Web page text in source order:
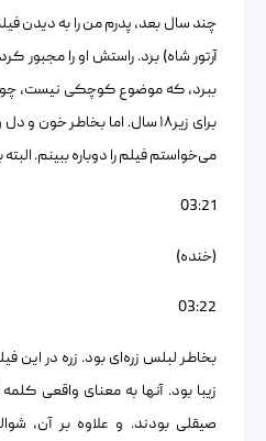
چند سال بعد، پدرم من را به دیدن
آرتور شاه) برد. راستش او را مجبور
برای زیر۱۸ سال. اما بخاطر
می‌خواستم فیلم را دوباره ببینم.
03:21
(خنده)
03:22
بخاطر لبلس زره‌ای بود. زره در این
زیبا بود. آنها به معنای واقعی
صیقلی بودند. و علاوه بر آن،